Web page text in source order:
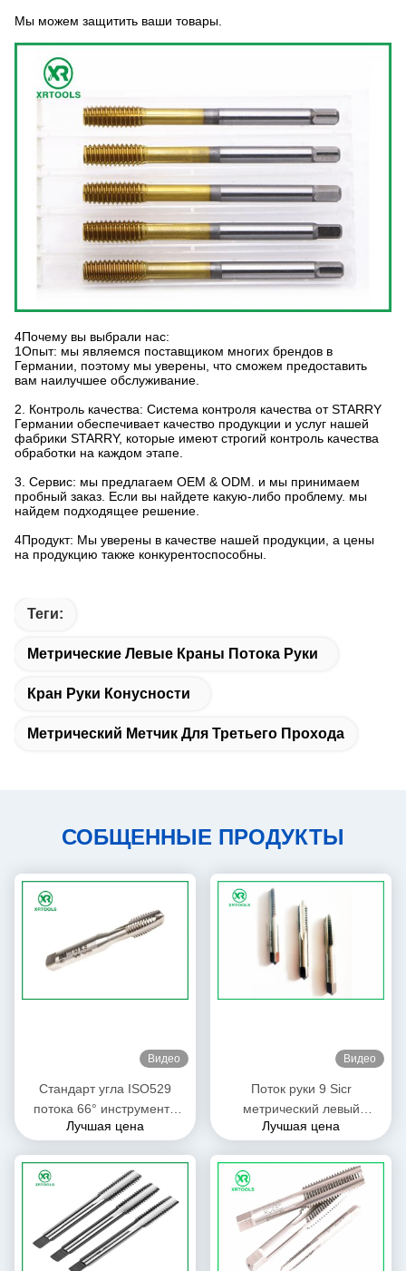
Мы можем защитить ваши товары.
4Почему вы выбрали нас:
1Опыт: мы являемся поставщиком многих брендов в
Германии, поэтому мы уверены, что сможем предоставить
вам наилучшее обслуживание.
2. Контроль качества: Система контроля качества от STARRY
Германии обеспечивает качество продукции и услуг нашей
фабрики STARRY, которые имеют строгий контроль качества
обработки на каждом этапе.
3. Сервис: мы предлагаем OEM & ODM. и мы принимаем
пробный заказ. Если вы найдете какую-либо проблему. мы
найдем подходящее решение.
4Продукт: Мы уверены в качестве нашей продукции, а цены
на продукцию также конкурентоспособны.
Теги:
Метрические Левые Краны Потока Руки
Кран Руки Конусности
Метрический Метчик Для Третьего Прохода
СОБЩЕННЫЕ ПРОДУКТЫ
Видео
Стандарт угла ISO529
потока 66° инструмента
крана руки HSS отделки до
Лучшая цена
Видео
Поток руки 9 Sicr
метрический левый
выстукивает 60 - твердость
градусов
Лучшая цена